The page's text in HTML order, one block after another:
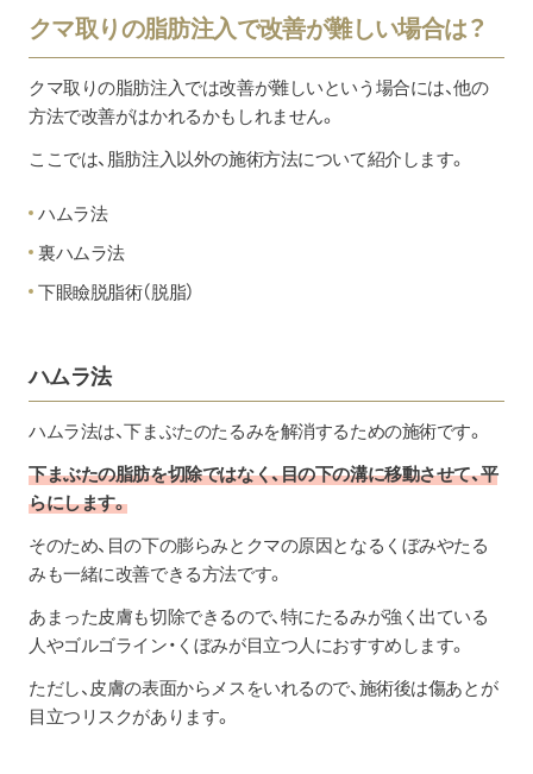
クマ取りの脂肪注入で改善が難しい場合は？
クマ取りの脂肪注入では改善が難しいという場合には、他の
方法で改善がはかれるかもしれません。
ここでは、脂肪注入以外の施術方法について紹介します。
ハムラ法
裏ハムラ法
下眼瞼脱脂術（脱脂）
ハムラ法
ハムラ法は、下まぶたのたるみを解消するための施術です。
下まぶたの脂肪を切除ではなく、目の下の溝に移動させて、平
らにします。
そのため、目の下の膨らみとクマの原因となるくぼみやたる
みも一緒に改善できる方法です。
あまった皮膚も切除できるので、特にたるみが強く出ている
人やゴルゴライン・くぼみが目立つ人におすすめします。
ただし、皮膚の表面からメスをいれるので、施術後は傷あとが
目立つリスクがあります。